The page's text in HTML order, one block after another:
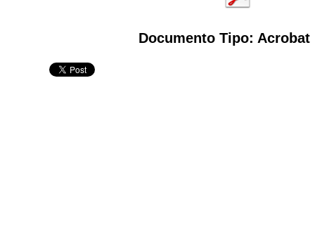
Documento Tipo: Acrobat